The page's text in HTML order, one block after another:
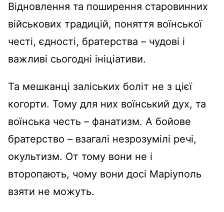
Відновлення та поширення старовинних
військових традицій, поняття воїнської
честі, єдності, братерства – чудові і
важливі сьогодні ініціативи.
Та мешканці заліських боліт не з цієї
когорти. Тому для них воїнський дух, та
воїнська честь – фанатизм. А бойове
братерство – взагалі незрозумілі речі,
окультизм. От тому вони не і
второпають, чому вони досі Маріуполь
взяти не можуть.